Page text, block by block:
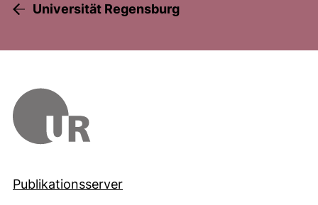
Universität Regensburg
Publikationsserver